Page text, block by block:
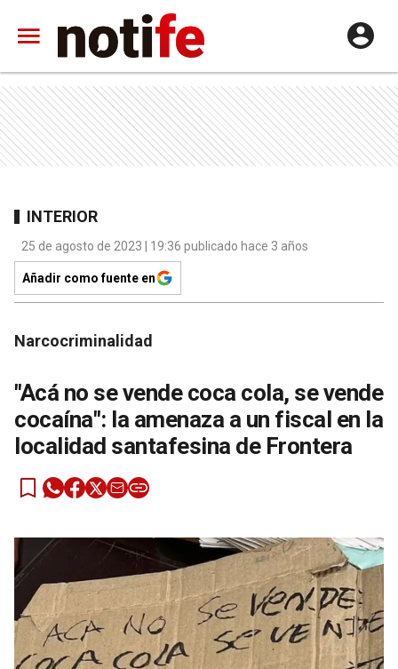
INTERIOR
25 de agosto de 2023 | 19:36 publicado hace 3 años
Añadir como fuente en
Narcocriminalidad
"Acá no se vende coca cola, se vende
cocaína": la amenaza a un fiscal en la
localidad santafesina de Frontera